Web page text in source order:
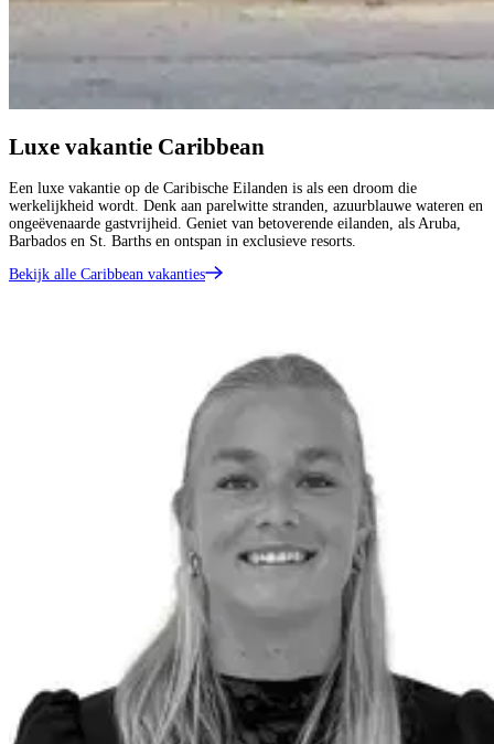
Luxe vakantie Caribbean
Een luxe vakantie op de Caribische Eilanden is als een droom die
werkelijkheid wordt. Denk aan parelwitte stranden, azuurblauwe wateren en
ongeëvenaarde gastvrijheid. Geniet van betoverende eilanden, als Aruba,
Barbados en St. Barths en ontspan in exclusieve resorts.
Bekijk alle Caribbean vakanties